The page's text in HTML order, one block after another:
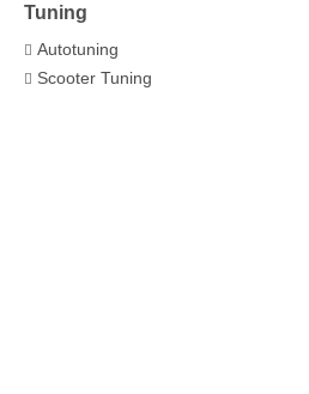
Tuning
Autotuning
Scooter Tuning